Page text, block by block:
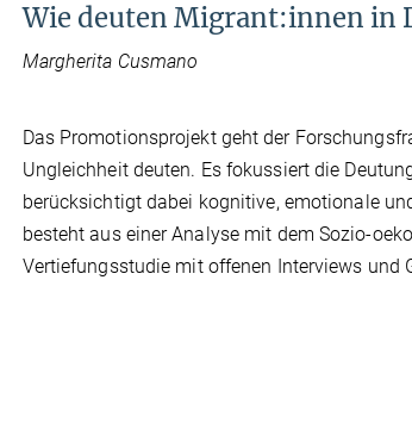
Wie deuten Migrant:innen in
Margherita Cusmano
Das Promotionsprojekt geht der
Ungleichheit deuten. Es fokussiert die
berücksichtigt dabei kognitive, emotionale
besteht aus einer Analyse mit dem Sozio-
Vertiefungsstudie mit offenen Interviews und